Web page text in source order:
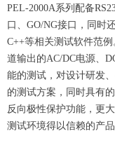
PEL-2000A系列配备
口、GO/NG接口，同时
C++等相关测试软件范
道输出的AC/DC电源、
能的测试，对设计研发
的测试方案，同时具有
反向极性保护功能，更
测试环境得以信赖的产品